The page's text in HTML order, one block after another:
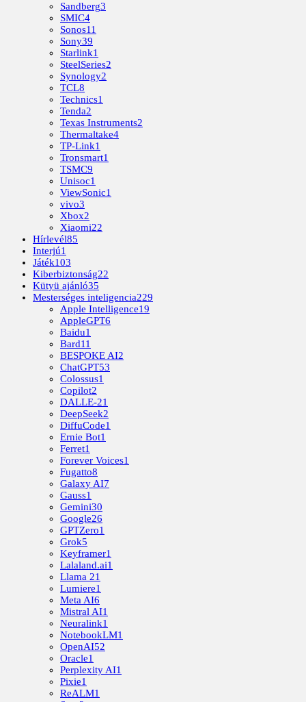
Sandberg3
SMIC4
Sonos11
Sony39
Starlink1
SteelSeries2
Synology2
TCL8
Technics1
Tenda2
Texas Instruments2
Thermaltake4
TP-Link1
Tronsmart1
TSMC9
Unisoc1
ViewSonic1
vivo3
Xbox2
Xiaomi22
Hírlevél85
Interjú1
Játék103
Kiberbiztonság22
Kütyü ajánló35
Mesterséges inteligencia229
Apple Intelligence19
AppleGPT6
Baidu1
Bard11
BESPOKE AI2
ChatGPT53
Colossus1
Copilot2
DALLE-21
DeepSeek2
DiffuCode1
Ernie Bot1
Ferret1
Forever Voices1
Fugatto8
Galaxy AI7
Gauss1
Gemini30
Google26
GPTZero1
Grok5
Keyframer1
Lalaland.ai1
Llama 21
Lumiere1
Meta AI6
Mistral AI1
Neuralink1
NotebookLM1
OpenAI52
Oracle1
Perplexity AI1
Pixie1
ReALM1